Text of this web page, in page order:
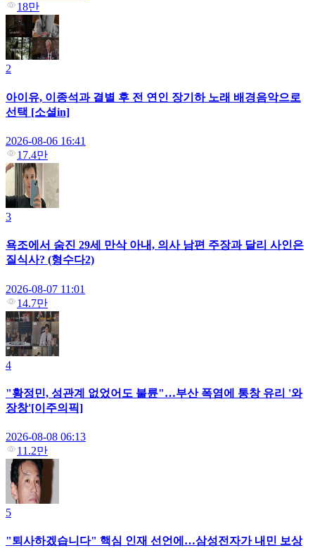
18만
2
아이유, 이종석과 결별 후 전 연인 장기하 노래 배경음악으로
선택 [소셜in]
2026-08-06 16:41
17.4만
3
욕조에서 숨진 29세 만삭 아내, 의사 남편 주장과 달리 사인은
질식사? (형수다2)
2026-08-07 11:01
14.7만
4
"황정민, 성관계 없었어도 불륜"…부산 폭염에 통창 유리 '와
장창'[이주의픽]
2026-08-08 06:13
11.2만
5
"퇴사하겠습니다" 핵심 인재 선언에…삼성전자가 내민 보상